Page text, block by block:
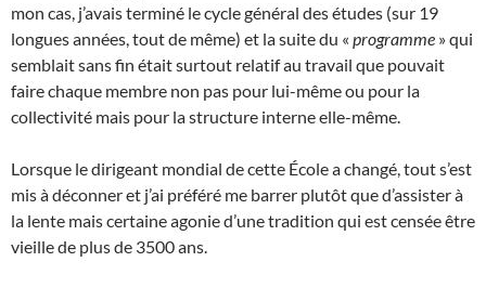
mon cas, j’avais terminé le cycle général des études (sur 19
longues années, tout de même) et la suite du « programme » qui
semblait sans fin était surtout relatif au travail que pouvait
faire chaque membre non pas pour lui-même ou pour la
collectivité mais pour la structure interne elle-même.
Lorsque le dirigeant mondial de cette École a changé, tout s’est
mis à déconner et j’ai préféré me barrer plutôt que d’assister à
la lente mais certaine agonie d’une tradition qui est censée être
vieille de plus de 3500 ans.